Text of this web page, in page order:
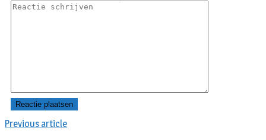
Previous article